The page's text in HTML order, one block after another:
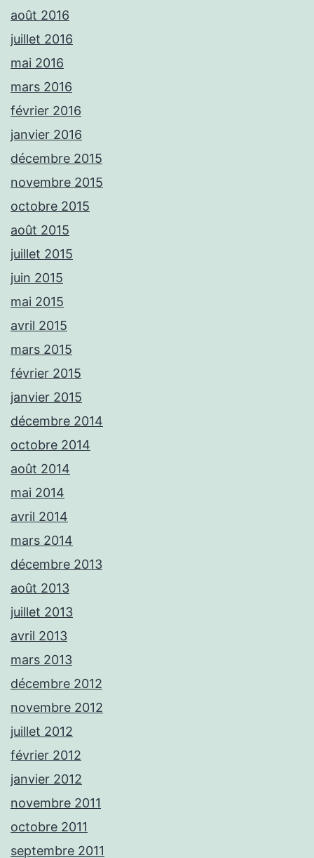
août 2016
juillet 2016
mai 2016
mars 2016
février 2016
janvier 2016
décembre 2015
novembre 2015
octobre 2015
août 2015
juillet 2015
juin 2015
mai 2015
avril 2015
mars 2015
février 2015
janvier 2015
décembre 2014
octobre 2014
août 2014
mai 2014
avril 2014
mars 2014
décembre 2013
août 2013
juillet 2013
avril 2013
mars 2013
décembre 2012
novembre 2012
juillet 2012
février 2012
janvier 2012
novembre 2011
octobre 2011
septembre 2011